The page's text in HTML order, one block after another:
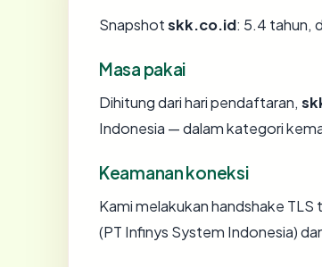
Snapshotskk.co.id: 5.4 tahun,
Masa pakai
Dihitung dari hari pendaftaran,
Indonesia — dalam kategori
Keamanan koneksi
Kami melakukan handshake
(PT Infinys System Indonesia)